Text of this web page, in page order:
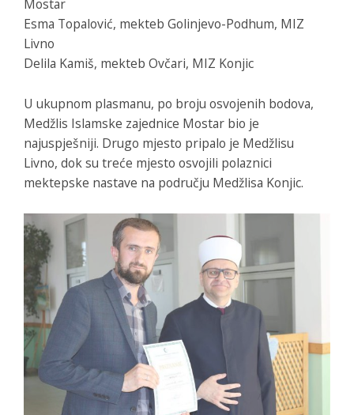
Mostar
Esma Topalović, mekteb Golinjevo-Podhum, MIZ
Livno
Delila Kamiš, mekteb Ovčari, MIZ Konjic
U ukupnom plasmanu, po broju osvojenih bodova,
Medžlis Islamske zajednice Mostar bio je
najuspješniji. Drugo mjesto pripalo je Medžlisu
Livno, dok su treće mjesto osvojili polaznici
mektepske nastave na području Medžlisa Konjic.